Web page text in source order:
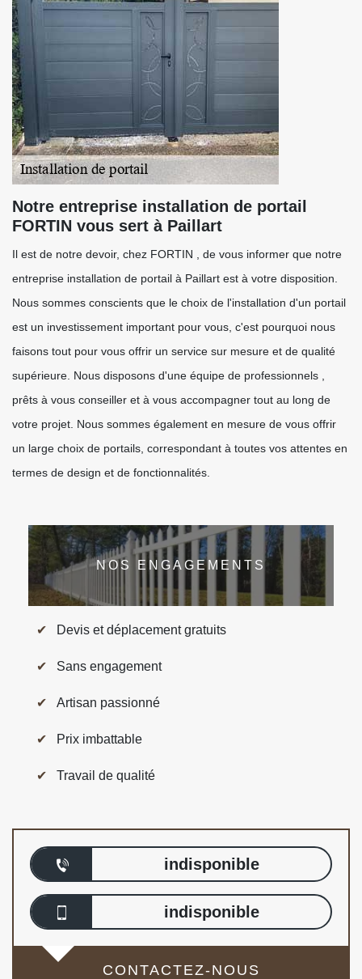
Notre entreprise installation de portail
FORTIN vous sert à Paillart
Il est de notre devoir, chez FORTIN , de vous informer que notre
entreprise installation de portail à Paillart est à votre disposition.
Nous sommes conscients que le choix de l'installation d'un portail
est un investissement important pour vous, c'est pourquoi nous
faisons tout pour vous offrir un service sur mesure et de qualité
supérieure. Nous disposons d'une équipe de professionnels ,
prêts à vous conseiller et à vous accompagner tout au long de
votre projet. Nous sommes également en mesure de vous offrir
un large choix de portails, correspondant à toutes vos attentes en
termes de design et de fonctionnalités.
NOS ENGAGEMENTS
Devis et déplacement gratuits
Sans engagement
Artisan passionné
Prix imbattable
Travail de qualité
indisponible
indisponible
CONTACTEZ-NOUS